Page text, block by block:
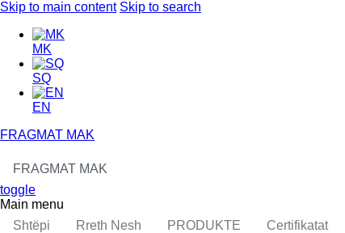
Skip to main content Skip to search
MK
SQ
EN
FRAGMAT MAK
FRAGMAT MAK
toggle
Main menu
Shtëpi
Rreth Nesh PRODUKTE Certifikatat